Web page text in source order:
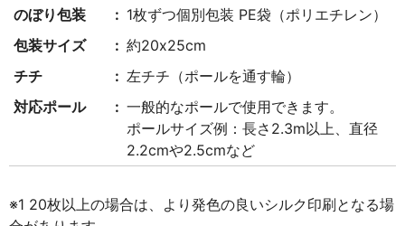
のぼり包装
1枚ずつ個別包装 PE袋（ポリエチレン）
包装サイズ
約20x25cm
チチ
左チチ（ポールを通す輪）
対応ポール
一般的なポールで使用できます。
ポールサイズ例：長さ2.3m以上、直径
2.2cmや2.5cmなど
※1 20枚以上の場合は、より発色の良いシルク印刷となる場